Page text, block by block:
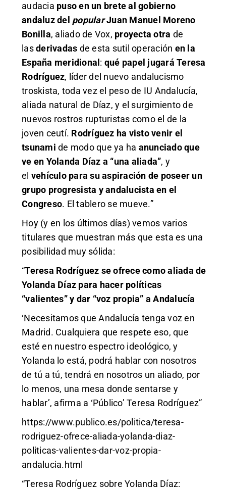
audacia puso en un brete al gobierno
andaluz del popularJuan Manuel Moreno
Bonilla, aliado de Vox, proyecta otra de
lasderivadas de esta sutil operación en la
España meridional : qué papel jugará Teresa
Rodríguez, líder del nuevo andalucismo
troskista, toda vez el peso de IU Andalucía,
aliada natural de Díaz, y el surgimiento de
nuevos rostros rupturistas como el de la
joven ceutí. Rodríguez ha visto venir el
tsunami de modo que ya ha anunciado que
ve en Yolanda Díaz a “una aliada”, y
el vehículo para su aspiración de poseer un
grupo progresista y andalucista en el
Congreso. El tablero se mueve.”
Hoy (y en los últimos días) vemos varios
titulares que muestran más que esta es una
posibilidad muy sólida:
“Teresa Rodríguez se ofrece como aliada de
Yolanda Díaz para hacer políticas
“valientes” y dar “voz propia” a Andalucía
‘Necesitamos que Andalucía tenga voz en
Madrid. Cualquiera que respete eso, que
esté en nuestro espectro ideológico, y
Yolanda lo está, podrá hablar con nosotros
de tú a tú, tendrá en nosotros un aliado, por
lo menos, una mesa donde sentarse y
hablar’, afirma a ‘Público’ Teresa Rodríguez”
https://www.publico.es/politica/teresa-
rodriguez-ofrece-aliada-yolanda-diaz-
politicas-valientes-dar-voz-propia-
andalucia.html
“Teresa Rodríguez sobre Yolanda Díaz: